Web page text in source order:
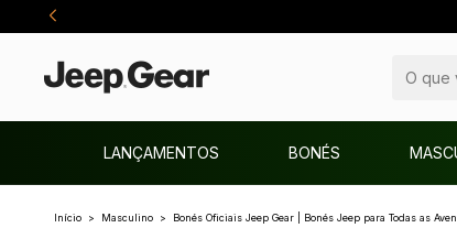
LANÇAMENTOS BONÉS
Início > Masculino > Bonés Oficiais Jeep Gear | Bonés Jeep para Todas as